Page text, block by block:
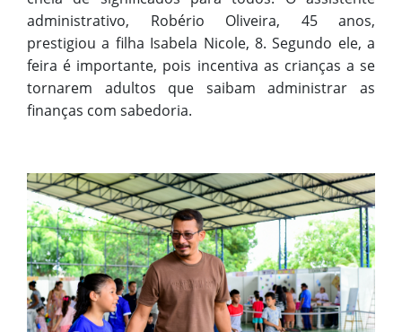
administrativo, Robério Oliveira, 45 anos,
prestigiou a filha Isabela Nicole, 8. Segundo ele, a
feira é importante, pois incentiva as crianças a se
tornarem adultos que saibam administrar as
finanças com sabedoria.